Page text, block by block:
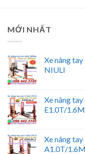
MỚI NHẤT
Xe nâng
NIULI
Xe nâng
E1.0T/
Xe nâng
A1.0T/